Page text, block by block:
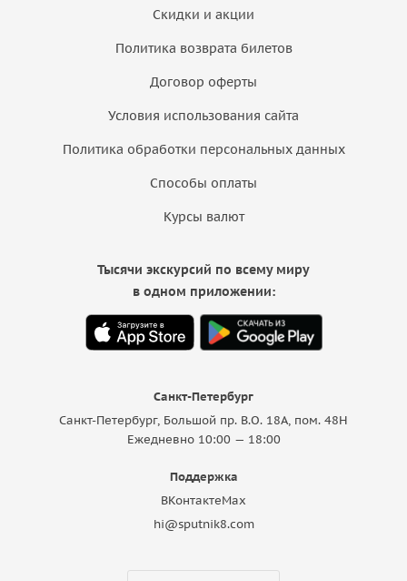
Скидки и акции
Политика возврата билетов
Договор оферты
Условия использования сайта
Политика обработки персональных данных
Способы оплаты
Курсы валют
Санкт-Петербург
Санкт-Петербург, Большой пр. В.О. 18A, пом. 48Н
Ежедневно 10:00 — 18:00
Поддержка
ВКонтактеMax
hi@sputnik8.com
Тысячи экскурсий по всему миру
в одном приложении: